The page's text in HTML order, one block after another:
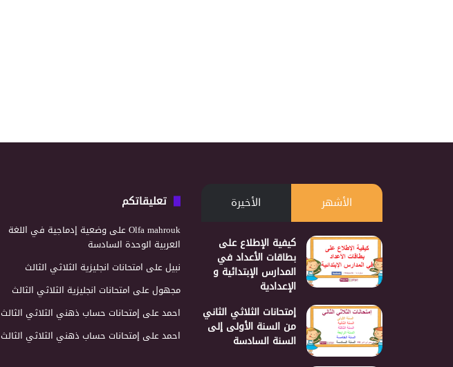
الأشهر الأخيرة
كيفية الإطلاع على
بطاقات الأعداد في
المدارس الإبتدائية و
الإعدادية
إمتحانات الثلاثي الثاني
من السنة الأولى إلى
السنة السادسة
تعليقاتكم
Olfa mahroukعلىوضعية إدماجية في اللغة
العربية الوحدة السادسة
نبيلعلى امتحانات انجليزية الثلاثي الثالث
مجهولعلى امتحانات انجليزية الثلاثي الثالث
احمدعلى إمتحانات حساب ذهني الثلاثي الثالث
احمدعلى إمتحانات حساب ذهني الثلاثي الثالث